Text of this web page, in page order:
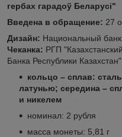
гербах гарадоў Беларусі"
Введена в обращение: 27
Дизайн: Национальный
Чеканка: РГП
Банка Республики Казахстан"
кольцо – сплав:
латунью; середина –
и никелем
номинал: 2 рубля
масса монеты: 5,81 г